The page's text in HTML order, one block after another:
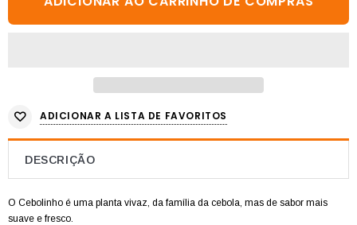
ADICIONAR A LISTA DE FAVORITOS
DESCRIÇÃO
O Cebolinho é uma planta vivaz, da família da cebola, mas de sabor mais
suave e fresco.